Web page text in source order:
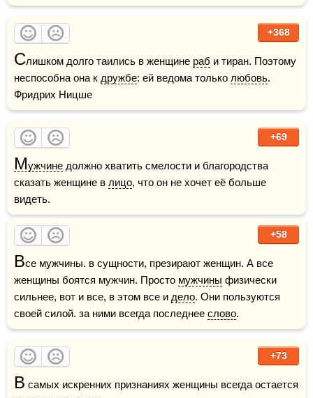
+368
Слишком долго таились в женщине раб и тиран. Поэтому
неспособна она к дружбе: ей ведома только любовь.
Фридрих Ницше
+69
Мужчине должно хватить смелости и благородства
сказать женщине в лицо, что он не хочет её больше
видеть.
+58
Все мужчины. в сущности, презирают женщин. А все
женщины боятся мужчин. Просто мужчины физически
сильнее, вот и все, в этом все и дело. Они пользуются
своей силой. за ними всегда последнее слово.
+73
В самых искренних признаниях женщины всегда остается